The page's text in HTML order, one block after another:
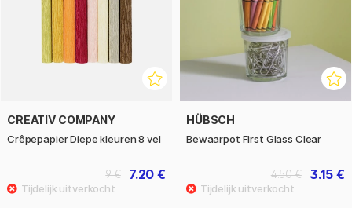
CREATIV COMPANY
Crêpepapier Diepe kleuren 8 vel
7.20 €
9 €
HÜBSCH
Bewaarpot First Glass Clear
3.15 €
4.50 €